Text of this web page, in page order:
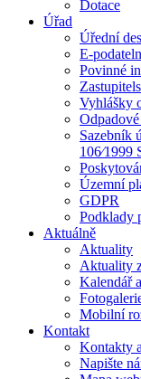
Dotace
Úřad
Úřední
E-
Povinné
Vyhlášky
Sazebník
106⁄1999
Územní
GDPR
Podklady
Aktuálně
Aktuality
Aktuality
Kalendář
Mobilní
Kontakt
Kontakty
Napište